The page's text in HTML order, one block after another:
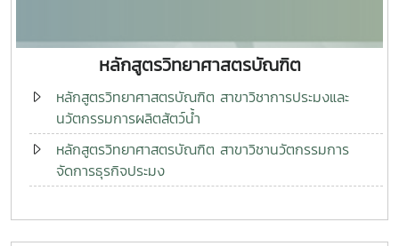
หลักสูตรวิทยาศาสตรบัณฑิต
หลักสูตรวิทยาศาสตรบัณฑิต สาขาวิชาการประมงและ
นวัตกรรมการผลิตสัตว์น้ำ
หลักสูตรวิทยาศาสตรบัณฑิต สาขาวิชานวัตกรรมการ
จัดการธุรกิจประมง